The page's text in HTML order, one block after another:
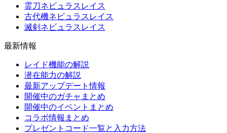
霊刀ネビュラスレイス
古代機ネビュラスレイス
滅剣ネビュラスレイス
最新情報
レイド機能の解説
潜在能力の解説
最新アップデート情報
開催中のガチャまとめ
開催中のイベントまとめ
コラボ情報まとめ
プレゼントコード一覧と入力方法